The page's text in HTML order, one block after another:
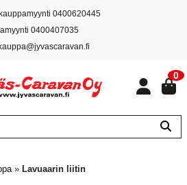
0400620445
0400407035
0
» Lavuaarin liitin